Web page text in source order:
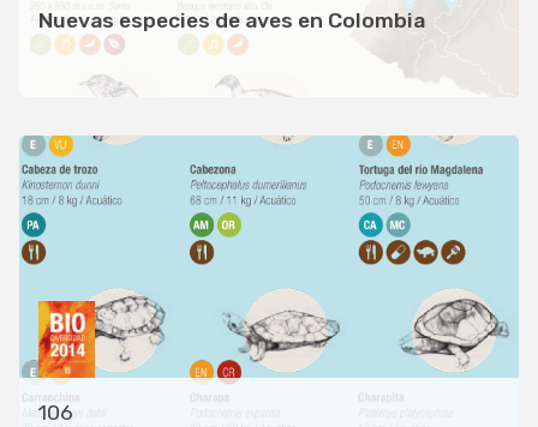
Nuevas especies de aves en Colombia
106